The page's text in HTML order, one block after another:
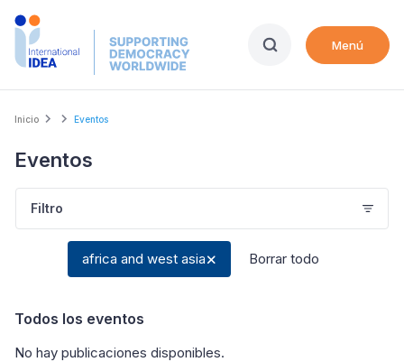
Skip
Menú
Breadcrumb
Inicio Eventos
Eventos
Filtro
africa and west asia Borrar todo
Todos los eventos
No hay publicaciones disponibles.